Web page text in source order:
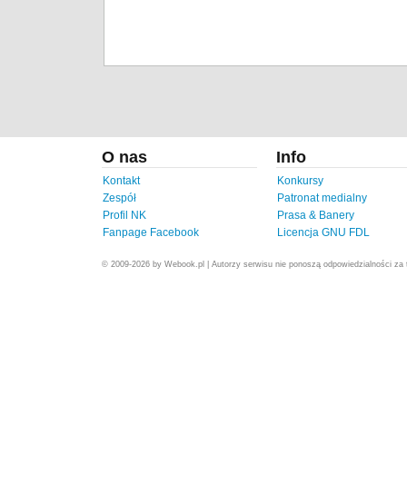
O nas
Kontakt
Zespół
Profil NK
Fanpage Facebook
Info
Konkursy
Patronat medialny
Prasa & Banery
Licencja GNU FDL
© 2009-2026 by Webook.pl | Autorzy serwisu nie ponoszą odpowiedzialności